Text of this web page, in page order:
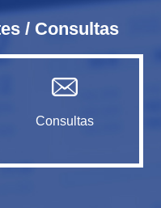
/ Consultas
Consultas